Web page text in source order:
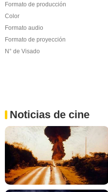
Formato de producción
Color
Formato audio
Formato de proyección
N° de Visado
Noticias de cine